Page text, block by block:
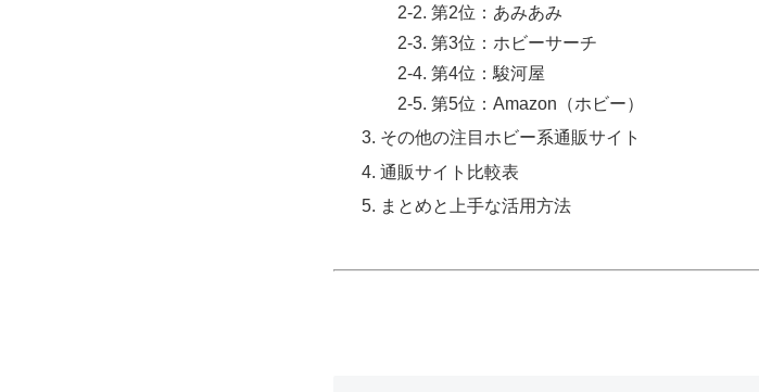
2-2. 第2位：あみあみ
2-3. 第3位：ホビーサーチ
2-4. 第4位：駿河屋
2-5. 第5位：Amazon（ホビー）
その他の注目ホビー系通販サイト
通販サイト比較表
まとめと上手な活用方法